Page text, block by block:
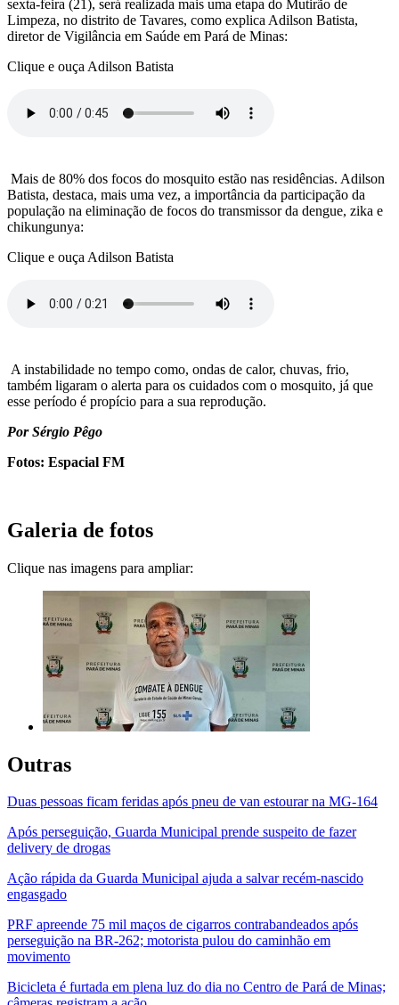
sexta-feira (21), será realizada mais uma etapa do Mutirão de
Limpeza, no distrito de Tavares, como explica Adilson Batista,
diretor de Vigilância em Saúde em Pará de Minas:
Clique e ouça Adilson Batista
Mais de 80% dos focos do mosquito estão nas residências. Adilson
Batista, destaca, mais uma vez, a importância da participação da
população na eliminação de focos do transmissor da dengue, zika e
chikungunya:
Clique e ouça Adilson Batista
A instabilidade no tempo como, ondas de calor, chuvas, frio,
também ligaram o alerta para os cuidados com o mosquito, já que
esse período é propício para a sua reprodução.
Por Sérgio Pêgo
Fotos: Espacial FM
Galeria de fotos
Clique nas imagens para ampliar:
Outras
Duas pessoas ficam feridas após pneu de van estourar na MG-164
Após perseguição, Guarda Municipal prende suspeito de fazer
delivery de drogas
Ação rápida da Guarda Municipal ajuda a salvar recém-nascido
engasgado
PRF apreende 75 mil maços de cigarros contrabandeados após
perseguição na BR-262; motorista pulou do caminhão em
movimento
Bicicleta é furtada em plena luz do dia no Centro de Pará de Minas;